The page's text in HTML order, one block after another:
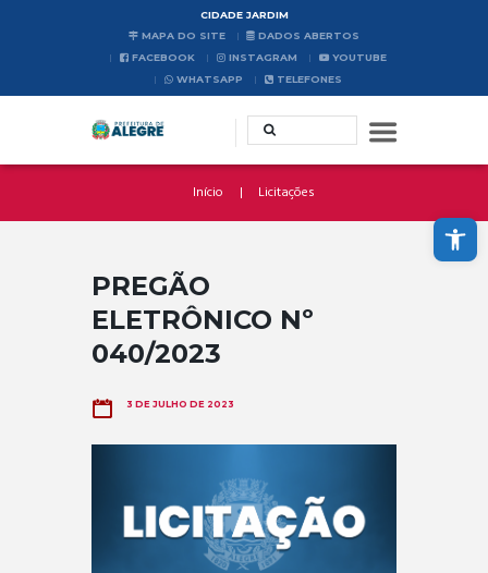
Abrir a barra de ferramentas
CIDADE JARDIM
MAPA DO SITE
DADOS ABERTOS
FACEBOOK
INSTAGRAM
YOUTUBE
WHATSAPP
TELEFONES
Início Licitações
PREGÃO
ELETRÔNICO Nº
040/2023
3 DE JULHO DE 2023